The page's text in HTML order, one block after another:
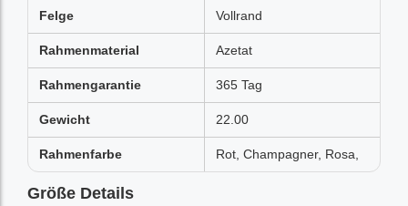
Felge Vollrand
Rahmenmaterial Azetat
Rahmengarantie 365 Tag
Gewicht 22.00
Rahmenfarbe Rot, Champagner, Rosa,
Größe Details